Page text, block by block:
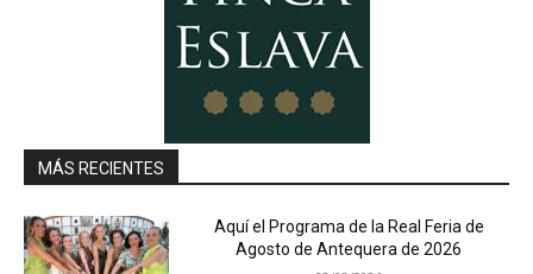
MÁS RECIENTES
Aquí el Programa de la Real Feria de
Agosto de Antequera de 2026